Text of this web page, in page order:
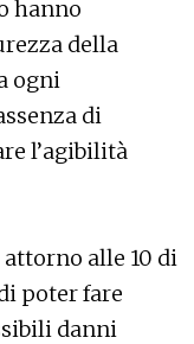
hanno
della
ogni
di
l’agibilità
alle 10 di
poter fare
danni